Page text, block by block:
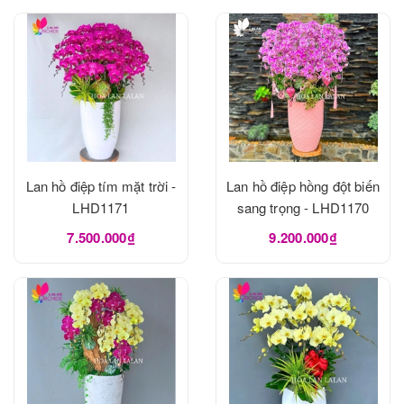
Lan hồ điệp tím mặt trời -
LHD1171
7.500.000₫
Lan hồ điệp hồng đột biến
sang trọng - LHD1170
9.200.000₫